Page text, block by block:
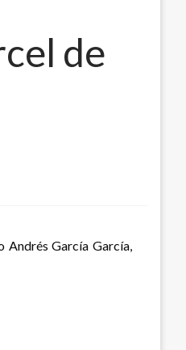
de
Andrés García García,